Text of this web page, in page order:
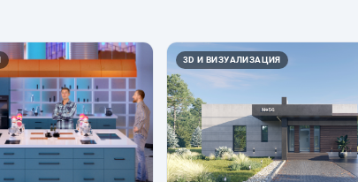
3D И ВИЗУАЛИЗАЦИЯ